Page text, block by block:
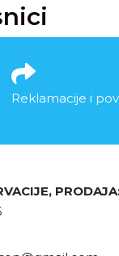
Reklamacije i